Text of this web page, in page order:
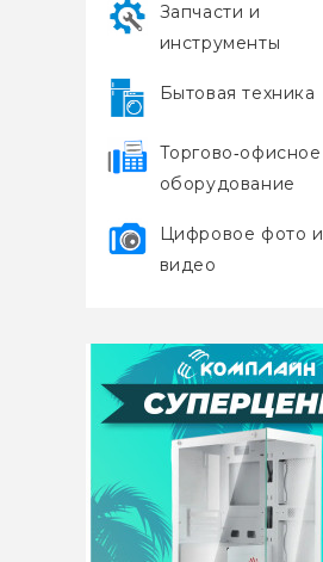
Запчасти и
инструменты
Бытовая техника
Торгово‑офисное
оборудование
Цифровое фото и
видео